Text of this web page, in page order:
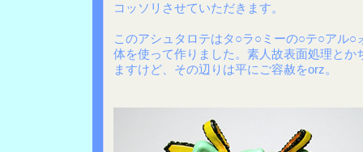
コッソリさせていただきます。
このアシュタロテはタ○ラ○ミーの○テ○アル○
体を使って作りました。素人故表面処理とか
ますけど、その辺りは平にご容赦をorz。